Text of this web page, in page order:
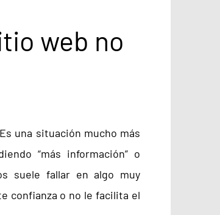
web no
una situación mucho más
“más información” o
suele fallar en algo muy
confianza o no le facilita el